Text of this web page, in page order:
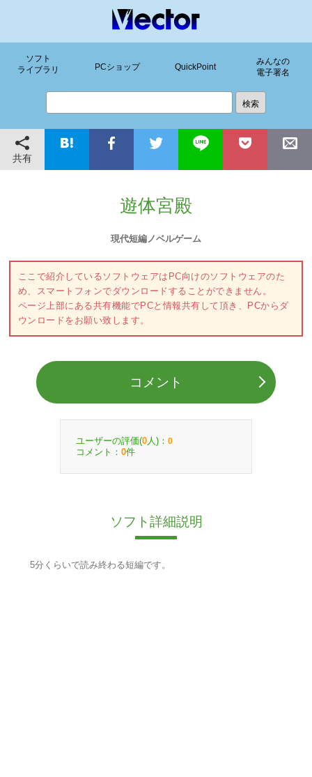
ソフト
ライブラリ
PCショップ QuickPoint
みんなの
電子署名
共有
遊体宮殿
現代短編ノベルゲーム
ここで紹介しているソフトウェアはPC向けのソフトウェアのた
め、スマートフォンでダウンロードすることができません。
ページ上部にある共有機能でPCと情報共有して頂き、PCからダ
ウンロードをお願い致します。
コメント
ユーザーの評価(0 人)： 0
コメント： 0件
ソフト詳細説明
5分くらいで読み終わる短編です。